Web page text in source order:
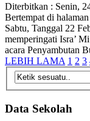
Diterbitkan : Senin,
Bertempat di
Sabtu, Tanggal 22
memperingati Isra’
acara Penyambutan
LEBIH LAMA 1 2 3
Data Sekolah